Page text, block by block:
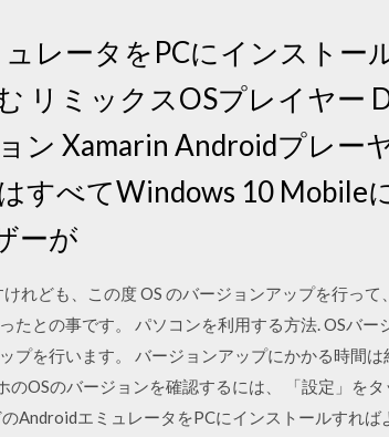
レータをPCにインストー
リミックスOSプレイヤー
ン Xamarin Androidプレー
すべてWindows 10 Mobile
ーが
れども、この度 OS のバージョンアップを行っ
たとの事です。 パソコンを利用する方法. OSバ
プを行います。 バージョンアップにかかる時間
のOSのバージョンを確認するには、 「設定」を
AndroidエミュレータをPCにインストールすれ